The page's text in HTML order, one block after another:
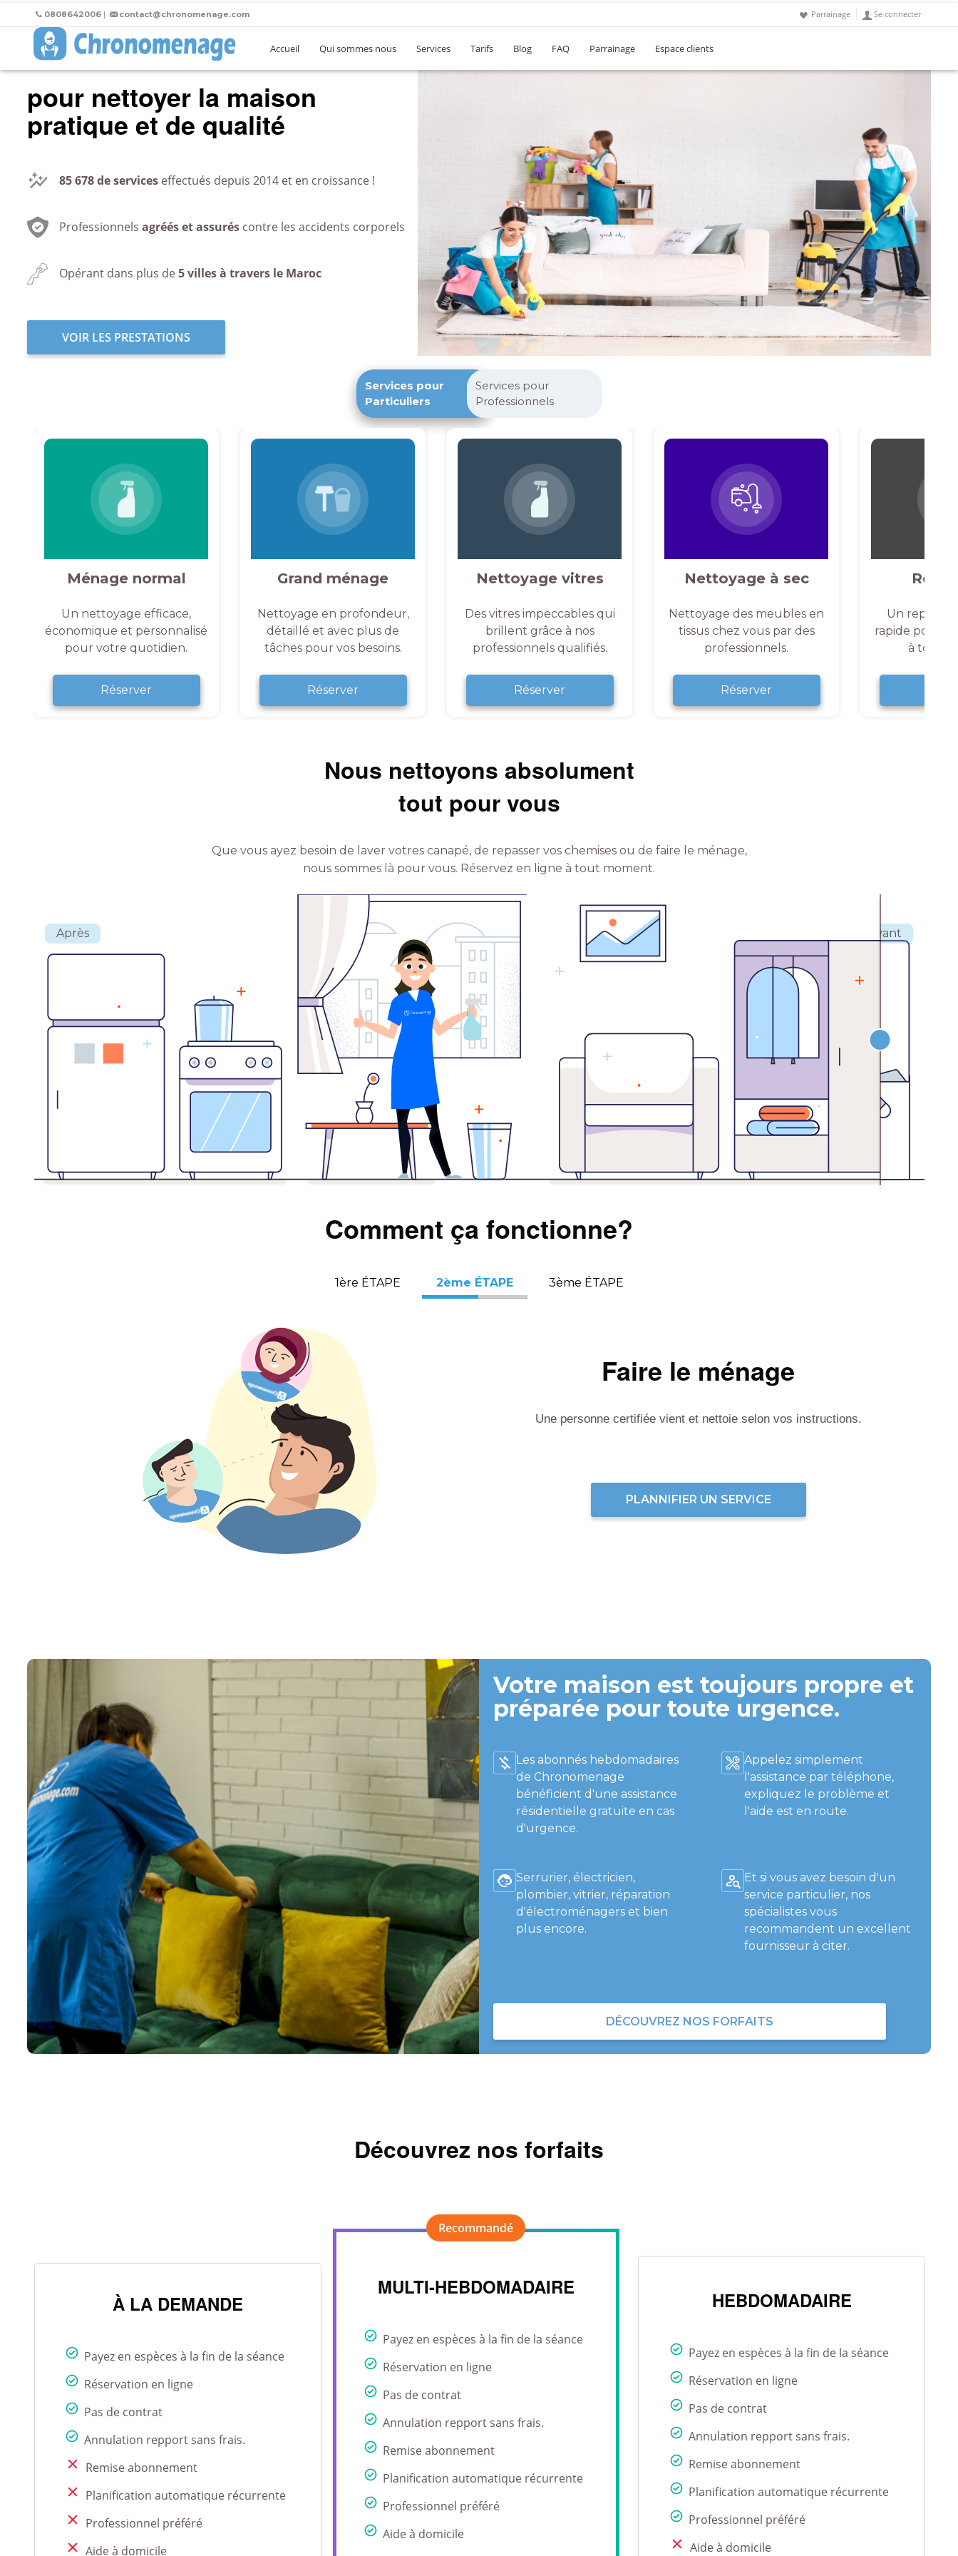
0808642006 | contact@chronomenage.com Parrainage Se connecter
Accueil Qui sommes nous Services Tarifs Blog FAQ Parrainage Espace clients
pour nettoyer la maison
pratique et de qualité
85 678de services effectués depuis 2014 et en croissance !
Professionnels agréés et assurés contre les accidents corporels
Opérant dans plus de5 villes à travers le Maroc
VOIR LES PRESTATIONS
Services pour
Particuliers
Services pour
Professionnels
Ménage normal
Un nettoyage efficace,
économique et personnalisé
pour votre quotidien.
Réserver
Grand ménage
Nettoyage en profondeur,
détaillé et avec plus de
tâches pour vos besoins.
Réserver
Nettoyage vitres
Des vitres impeccables qui
brillent grâce à nos
professionnels qualifiés.
Réserver
Nettoyage à sec
Nettoyage des meubles en
tissus chez vous par des
professionnels.
Réserver
Un
rapide pour
à tout
Nous nettoyons absolument
tout pour vous
Que vous ayez besoin de laver votres canapé, de repasser vos chemises ou de faire le ménage,
nous sommes là pour vous. Réservez en ligne à tout moment.
Comment ça fonctionne?
1ère ÉTAPE 2ème ÉTAPE 3ème ÉTAPE
Faire le ménage
Une personne certifiée vient et nettoie selon vos instructions.
PLANNIFIER UN SERVICE
Votre maison est toujours propre et
préparée pour toute urgence.
Les abonnés hebdomadaires
de Chronomenage
bénéficient d'une assistance
résidentielle gratuite en cas
d'urgence.
Appelez simplement
l'assistance par téléphone,
expliquez le problème et
l'aide est en route.
Serrurier, électricien,
plombier, vitrier, réparation
d'électroménagers et bien
plus encore.
Et si vous avez besoin d'un
service particulier, nos
spécialistes vous
recommandent un excellent
fournisseur à citer.
DÉCOUVREZ NOS FORFAITS
Découvrez nos forfaits
HEBDOMADAIRE
Payez en espèces à la fin de la séance
Réservation en ligne
Pas de contrat
Annulation repport sans frais.
Remise abonnement
Planification automatique récurrente
Professionnel préféré
Aide à domicile
MULTI-HEBDOMADAIRE
Payez en espèces à la fin de la séance
Réservation en ligne
Pas de contrat
Annulation repport sans frais.
Remise abonnement
Planification automatique récurrente
Professionnel préféré
Aide à domicile
À LA DEMANDE
Payez en espèces à la fin de la séance
Réservation en ligne
Pas de contrat
Annulation repport sans frais.
Remise abonnement
Planification automatique récurrente
Professionnel préféré
Aide à domicile